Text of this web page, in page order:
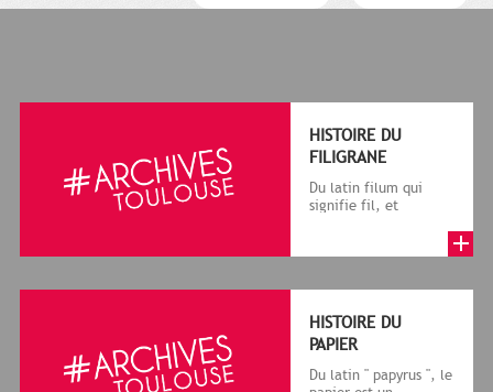
HISTOIRE DU
FILIGRANE
Du latin filum qui
signifie fil, et
le cadre de la f...
HISTOIRE DU
PAPIER
Du latin " papyrus ", le